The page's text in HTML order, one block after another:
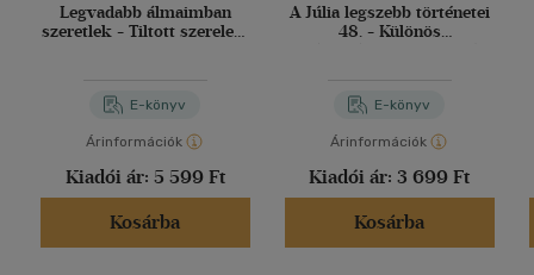
Legvadabb álmaimban
szeretlek - Tiltott szerelem
E-könyv
Árinformációk
Kiadói ár: 5 599 Ft
Kosárba
A Júlia legszebb történetei
48. - Különös
E-könyv
Árinformációk
Kiadói ár: 3 699 Ft
Kosárba